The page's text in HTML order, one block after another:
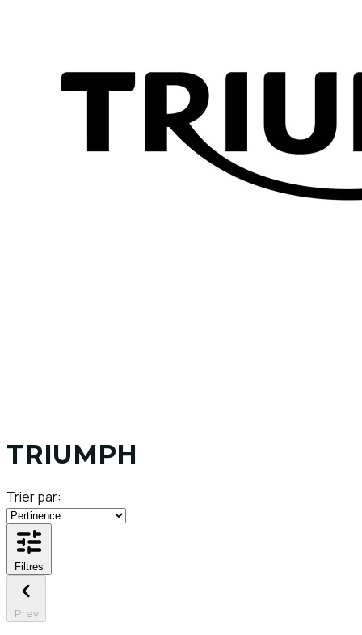
TRIUMPH
Trier par:
Filtres
Prev